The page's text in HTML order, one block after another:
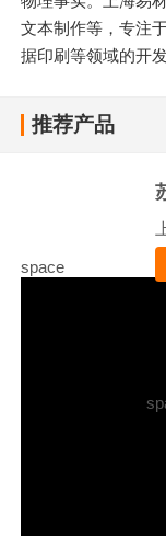
文本制作等，专注
据印刷等领域的开
推荐产品
space